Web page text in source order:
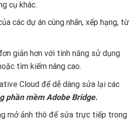
cụ khác.
các dự án cùng nhãn, xếp hạng, từ
giản hơn với tính năng sử dụng
tìm kiếm nâng cao.
Cloud để dễ dàng sửa lại các
phần mềm Adobe Bridge.
mở ảnh thô để sửa trực tiếp trong